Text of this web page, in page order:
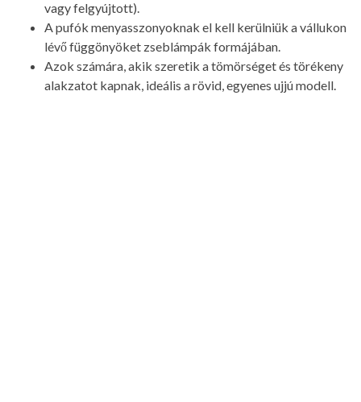
vagy felgyújtott).
A pufók menyasszonyoknak el kell kerülniük a vállukon
lévő függönyöket zseblámpák formájában.
Azok számára, akik szeretik a tömörséget és törékeny
alakzatot kapnak, ideális a rövid, egyenes ujjú modell.